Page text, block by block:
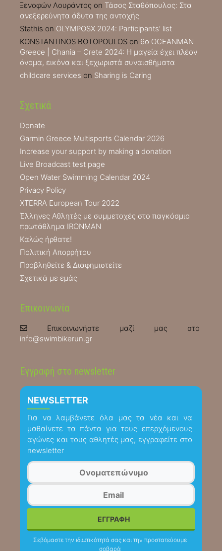
Ξενοφών Λουράντος on Τάσος Σταθόπουλος: Στα
ανεξερεύνητα άδυτα της αντοχής
Stathis on OLYMPOSX 2024: Participants’ list
KONSTANTINOS BOTOPOULOS on 6ο OCEANMAN
Greece | Chania – Crete 2024: Η μαγεία έχει πλέον
όνομα, εικόνα και ξεχωριστά συναισθήματα
childcare services on Sharing is Caring
Σχετικά
Donate
Garmin Greece Multisports Calendar 2026
Increase your support by making a donation
Live Broadcast test page
Open Water Swimming Calendar 2024
Privacy Policy
XTERRA European Tour 2022
Έλληνες Αθλητές με συμμετοχές στο παγκόσμιο
πρωτάθλημα IRONMAN
Καλώς ήρθατε!
Πολιτική Απορρήτου
Προβληθείτε & Διαφημιστείτε
Σχετικά με εμάς
Επικοινωνία
Επικοινωνήστε μαζί μας στο
info@swimbikerun.gr
Εγγραφή στο newsletter
NEWSLETTER
Για να λαμβάνετε όλα μας τα νέα και να
μαθαίνετε τα πάντα για τους επερχόμενους
αγώνες και τους αθλητές μας, εγγραφείτε στο
newsletter
Σεβόμαστε την ιδιωτικότητά σας και την προστατεύουμε
σοβαρά